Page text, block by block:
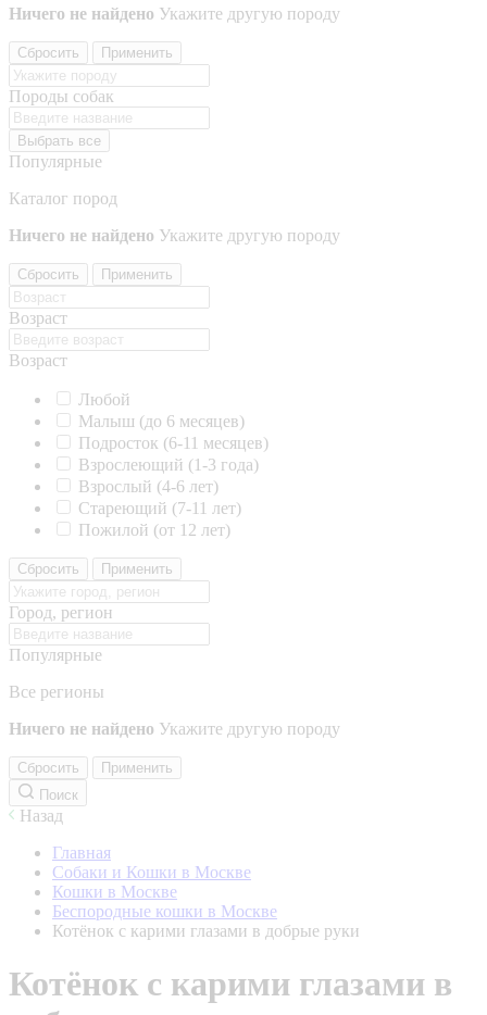
Ничего не найдено Укажите другую породу
Сбросить Применить
Породы собак
Выбрать все
Популярные
Каталог пород
Ничего не найдено Укажите другую породу
Сбросить Применить
Возраст
Возраст
Любой
Малыш (до 6 месяцев)
Подросток (6-11 месяцев)
Взрослеющий (1-3 года)
Взрослый (4-6 лет)
Стареющий (7-11 лет)
Пожилой (от 12 лет)
Сбросить Применить
Город, регион
Популярные
Все регионы
Ничего не найдено Укажите другую породу
Сбросить
Применить
Поиск
Назад
Главная
Собаки и Кошки в Москве
Кошки в Москве
Беспородные кошки в Москве
Котёнок с карими глазами в добрые руки
Котёнок с карими глазами в